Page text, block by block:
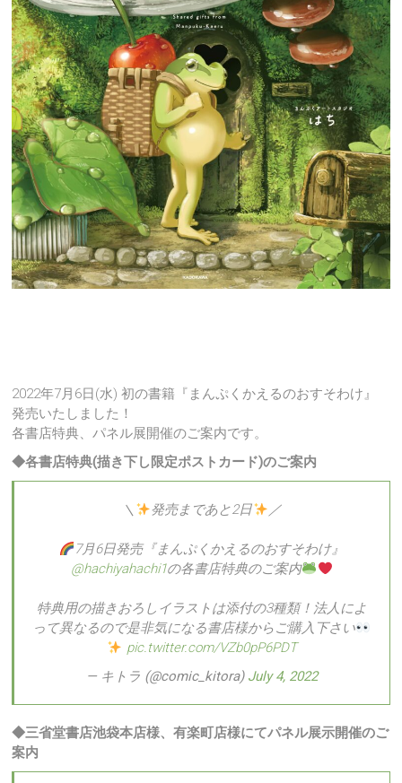
2022年7月6日(水) 初の書籍『まんぷくかえるのおすそわけ』
発売いたしました！
各書店特典、パネル展開催のご案内です。
◆各書店特典(描き下し限定ポストカード)のご案内
＼ 発売まであと2日 ／
7月6日発売『まんぷくかえるのおすそわけ』
@hachiyahachi1の各書店特典のご案内
特典用の描きおろしイラストは添付の3種類！法人によ
って異なるので是非気になる書店様からご購入下さい
pic.twitter.com/VZb0pP6PDT
— キトラ (@comic_kitora) July 4, 2022
◆三省堂書店池袋本店様、有楽町店様にてパネル展示開催のご
案内